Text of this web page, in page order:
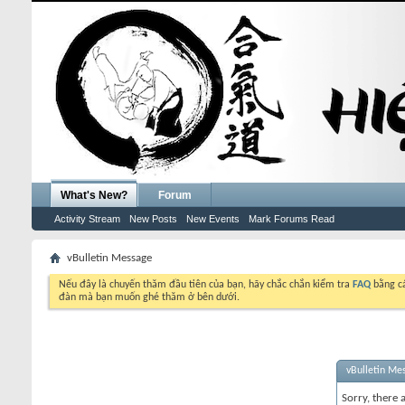
What's New?
Activity Stream New Posts New Events Mark Forums Read
Forum
vBulletin Message
Nếu đây là chuyến thăm đầu tiên của bạn, hãy chắc chắn kiểm tra FAQ bằng
đàn mà bạn muốn ghé thăm ở bên dưới.
vBulletin
Sorry, there